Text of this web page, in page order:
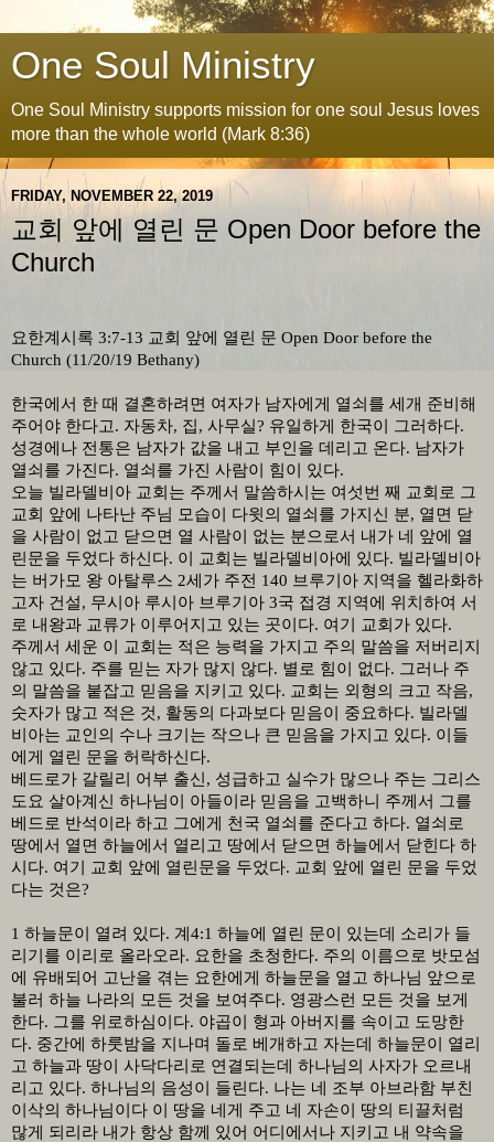
One Soul Ministry
One Soul Ministry supports mission for one soul Jesus loves
more than the whole world (Mark 8:36)
FRIDAY, NOVEMBER 22, 2019
교회 앞에 열린 문 Open Door before the
Church
요한계시록 3:7-13 교회 앞에 열린 문 Open Door before the
Church (11/20/19 Bethany)
한국에서 한 때 결혼하려면 여자가 남자에게 열쇠를 세개 준비해
주어야 한다고. 자동차, 집, 사무실? 유일하게 한국이 그러하다.
성경에나 전통은 남자가 값을 내고 부인을 데리고 온다. 남자가
열쇠를 가진다. 열쇠를 가진 사람이 힘이 있다.
오늘 빌라델비아 교회는 주께서 말씀하시는 여섯번 째 교회로 그
교회 앞에 나타난 주님 모습이 다윗의 열쇠를 가지신 분, 열면 닫
을 사람이 없고 닫으면 열 사람이 없는 분으로서 내가 네 앞에 열
린문을 두었다 하신다. 이 교회는 빌라델비아에 있다. 빌라델비아
는 버가모 왕 아탈루스 2세가 주전 140 브루기아 지역을 헬라화하
고자 건설, 무시아 루시아 브루기아 3국 접경 지역에 위치하여 서
로 내왕과 교류가 이루어지고 있는 곳이다. 여기 교회가 있다.
주께서 세운 이 교회는 적은 능력을 가지고 주의 말씀을 저버리지
않고 있다. 주를 믿는 자가 많지 않다. 별로 힘이 없다. 그러나 주
의 말씀을 붙잡고 믿음을 지키고 있다. 교회는 외형의 크고 작음,
숫자가 많고 적은 것, 활동의 다과보다 믿음이 중요하다. 빌라델
비아는 교인의 수나 크기는 작으나 큰 믿음을 가지고 있다. 이들
에게 열린 문을 허락하신다.
베드로가 갈릴리 어부 출신 , 성급하고 실수가 많으나 주는 그리스
도요 살아계신 하나님이 아들이라 믿음을 고백하니 주께서 그를
베드로 반석이라 하고 그에게 천국 열쇠를 준다고 하다. 열쇠로
땅에서 열면 하늘에서 열리고 땅에서 닫으면 하늘에서 닫힌다 하
시다. 여기 교회 앞에 열린문을 두었다. 교회 앞에 열린 문을 두었
다는 것은?
1 하늘문이 열려 있다. 계 4:1 하늘에 열린 문이 있는데 소리가 들
리기를 이리로 올라오라. 요한을 초청한다. 주의 이름으로 밧모섬
에 유배되어 고난을 겪는 요한에게 하늘문을 열고 하나님 앞으로
불러 하늘 나라의 모든 것을 보여주다. 영광스런 모든 것을 보게
한다. 그를 위로하심이다. 야곱이 형과 아버지를 속이고 도망한
다. 중간에 하룻밤을 지나며 돌로 베개하고 자는데 하늘문이 열리
고 하늘과 땅이 사닥다리로 연결되는데 하나님의 사자가 오르내
리고 있다. 하나님의 음성이 들린다. 나는 네 조부 아브라함 부친
이삭의 하나님이다 이 땅을 네게 주고 네 자손이 땅의 티끌처럼
많게 되리라 내가 항상 함께 있어 어디에서나 지키고 내 약속을